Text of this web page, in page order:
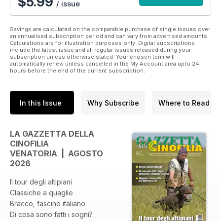
/ issue
Savings are calculated on the comparable purchase of single issues over
an annualised subscription period and can vary from advertised amounts.
Calculations are for illustration purposes only. Digital subscriptions
include the latest issue and all regular issues released during your
subscription unless otherwise stated. Your chosen term will
automatically renew unless cancelled in the My Account area upto 24
hours before the end of the current subscription.
In this Issue Why Subscribe Where to Read
LA GAZZETTA DELLA
CINOFILIA
VENATORIA | AGOSTO
2026
Il tour degli altipiani
Classiche a quaglie
Bracco, fascino italiano
Di cosa sono fatti i sogni?